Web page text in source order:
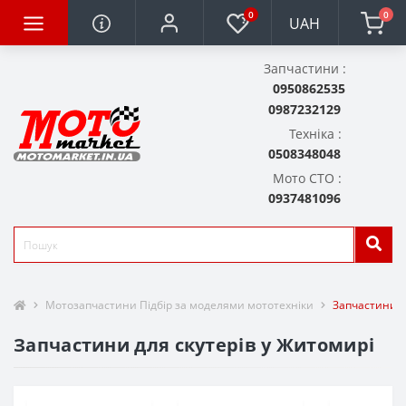
0 UAH 0
Запчастини :
0950862535
0987232129
Техніка :
0508348048
Мото СТО :
0937481096
Мотозапчастини Підбір за моделями мототехніки Запчастини
Запчастини для скутерів у Житомирі